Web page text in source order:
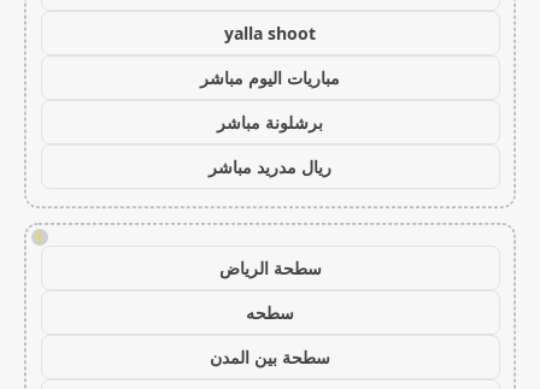
yalla shoot
مباريات اليوم مباشر
برشلونة مباشر
ريال مدريد مباشر
!
سطحة الرياض
سطحه
سطحة بين المدن